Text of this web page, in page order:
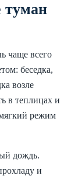
туман
чаще всего
беседка,
возле
в теплицах и
режим
дождь.
и